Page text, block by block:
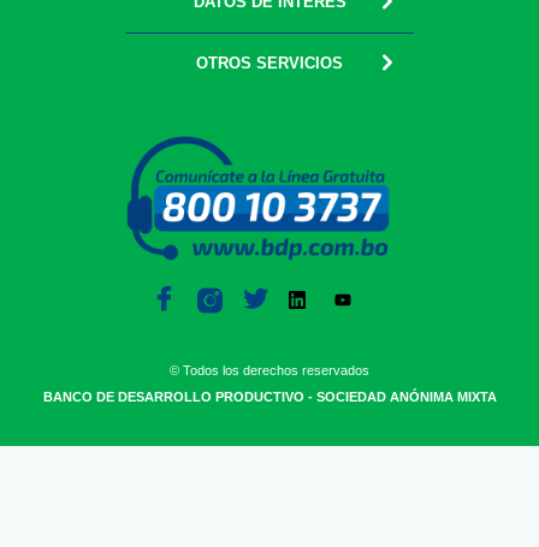
OTROS SERVICIOS
© Todos los derechos reservados
BANCO DE DESARROLLO PRODUCTIVO - SOCIEDAD ANÓNIMA MIXTA